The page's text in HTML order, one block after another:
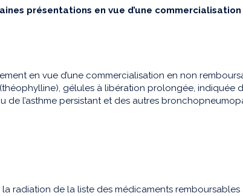
présentations en vue d’une commercialisation
en vue d’une commercialisation en non
gélules à libération prolongée, indiquée
de l’asthme persistant et des autres
radiation de la liste des médicaments remboursables